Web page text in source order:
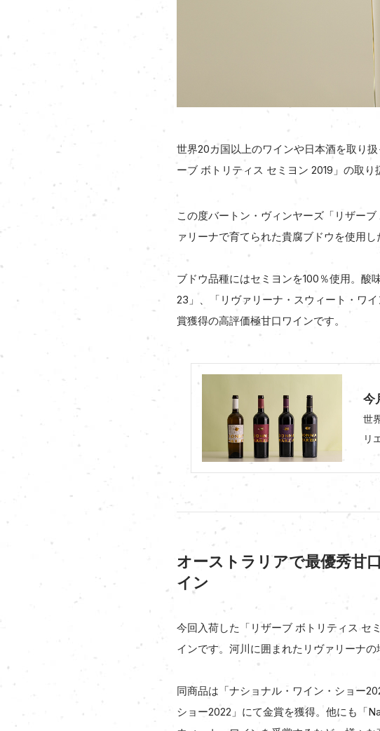
世界20カ国以上のワインや日本酒を取り
ーブ ボトリティス セミヨン 2019」の取り
この度バートン・ヴィンヤーズ「リザー
ァリーナで育てられた貴腐ブドウを使用し
ブドウ品種にはセミヨンを100％使用。酸
23」、「リヴァリーナ・スウィート・ワ
賞獲得の高評価極甘口ワインです。
今
世
リ
オーストラリアで最優秀甘
イン
今回入荷した「リザーブ ボトリティス セ
インです。河川に囲まれたリヴァリーナ
同商品は「ナショナル・ワイン・ショー
ショー2022」にて金賞を獲得。他にも「